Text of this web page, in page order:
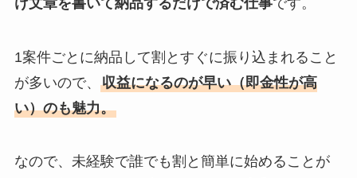
1案件ごとに納品して割とすぐに振り込まれること
が多いので、 収益になるのが早い（即金性が高
い）のも魅力。
なので、未経験で誰でも割と簡単に始めることが